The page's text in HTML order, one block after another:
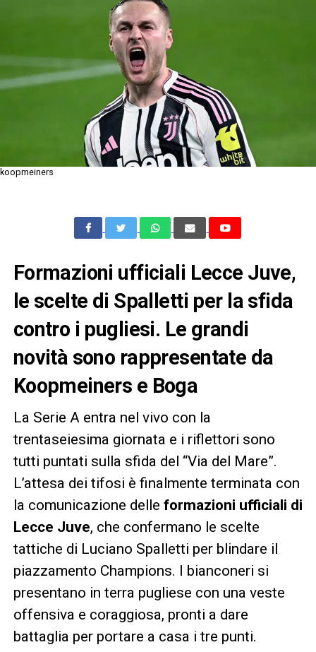
koopmeiners
Formazioni ufficiali Lecce Juve,
le scelte di Spalletti per la sfida
contro i pugliesi. Le grandi
novità sono rappresentate da
Koopmeiners e Boga
La Serie A entra nel vivo con la
trentaseiesima giornata e i riflettori sono
tutti puntati sulla sfida del “Via del Mare”.
L’attesa dei tifosi è finalmente terminata con
la comunicazione delle formazioni ufficiali di
Lecce Juve, che confermano le scelte
tattiche di Luciano Spalletti per blindare il
piazzamento Champions. I bianconeri si
presentano in terra pugliese con una veste
offensiva e coraggiosa, pronti a dare
battaglia per portare a casa i tre punti.